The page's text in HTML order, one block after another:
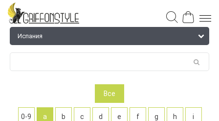
Все
0-9 a b c d e f g h i